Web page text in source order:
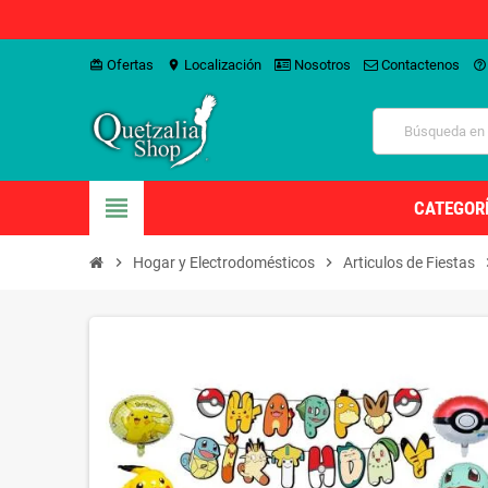
card_giftcard Ofertas location_on Localización Nosotros Contactenos help_outline
view_headline
chevron_right Hogar y Electrodomésticos chevron_right Articulos de Fiestas